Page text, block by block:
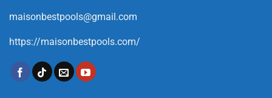
maisonbestpools@gmail.com
https://maisonbestpools.com/